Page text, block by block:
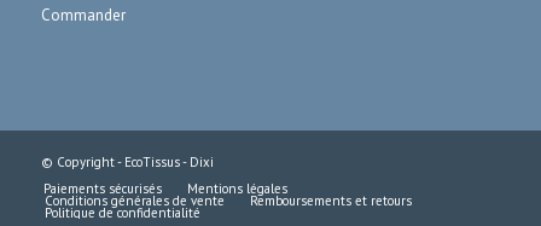
Commander
© Copyright - EcoTissus - Dixi
Paiements sécurisés
Mentions légales
Conditions générales de vente Remboursements et retours
Politique de confidentialité